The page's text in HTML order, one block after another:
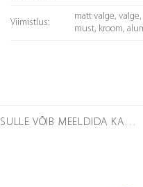
Viimistlus:
matt valge,
must, kroom,
SULLE VÕIB MEELDIDA KA…